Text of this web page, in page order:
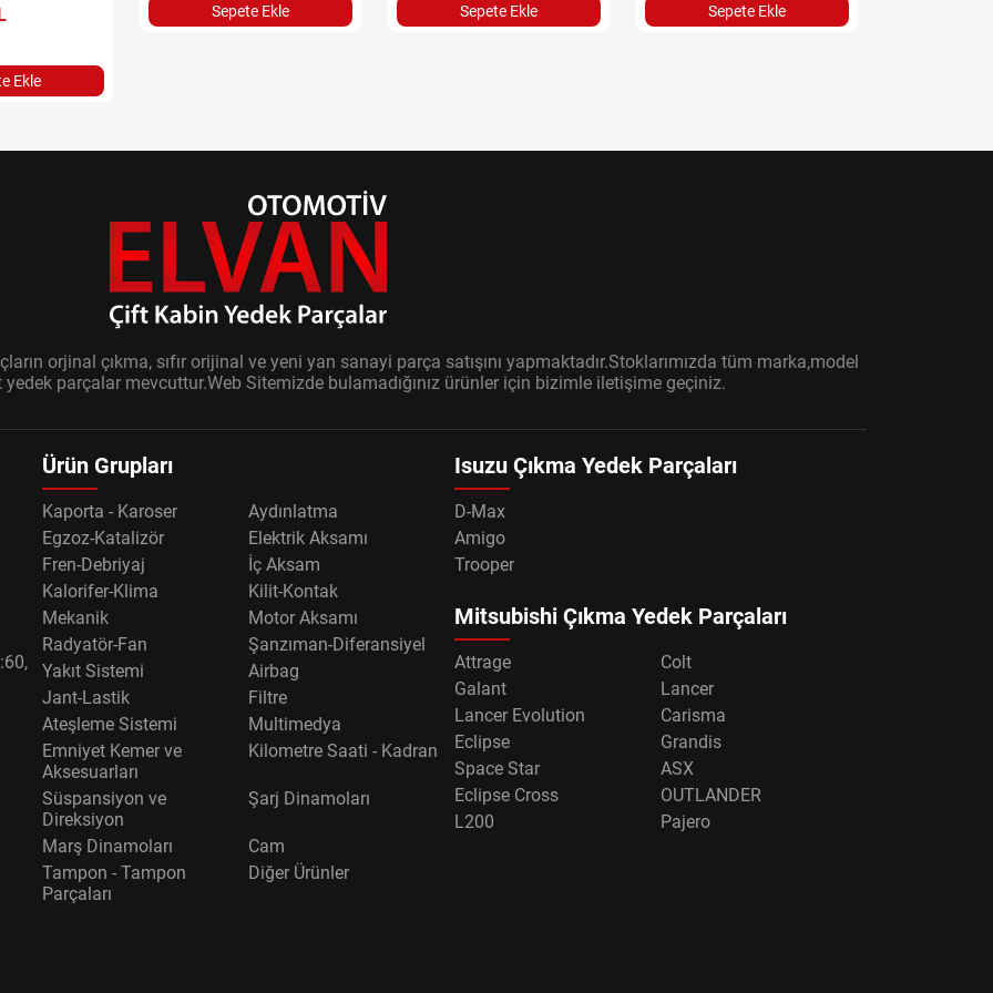
Ekle
Sepete Ekle Sepete Ekle Sepete Ekle
orjinal çıkma, sıfır orijinal ve yeni yan sanayi parça satışını yapmaktadır.Stoklarımızda tüm marka,model
parçalar mevcuttur.Web Sitemizde bulamadığınız ürünler için bizimle iletişime geçiniz.
Ürün Grupları
Kaporta - Karoser
Aydınlatma
Egzoz-Katalizör
Elektrik Aksamı
Fren-Debriyaj
İç Aksam
Kalorifer-Klima
Kilit-Kontak
Mekanik
Motor Aksamı
Radyatör-Fan
Şanzıman-Diferansiyel
Yakıt Sistemi
Airbag
Jant-Lastik
Filtre
Ateşleme Sistemi
Multimedya
Emniyet Kemer ve
Aksesuarları
Kilometre Saati - Kadran
Süspansiyon ve
Direksiyon
Şarj Dinamoları
Marş Dinamoları
Cam
Tampon - Tampon
Parçaları
Diğer Ürünler
Isuzu Çıkma Yedek Parçaları
D-Max
Amigo
Trooper
Mitsubishi Çıkma Yedek Parçaları
Attrage
Colt
Galant
Lancer
Lancer Evolution
Carisma
Eclipse
Grandis
Space Star
ASX
Eclipse Cross
OUTLANDER
L200
Pajero